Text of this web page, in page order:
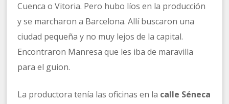
Cuenca o Vitoria. Pero hubo líos en la producción
y se marcharon a Barcelona. Allí buscaron una
ciudad pequeña y no muy lejos de la capital.
Encontraron Manresa que les iba de maravilla
para el guion.
La productora tenía las oficinas en la calle Séneca